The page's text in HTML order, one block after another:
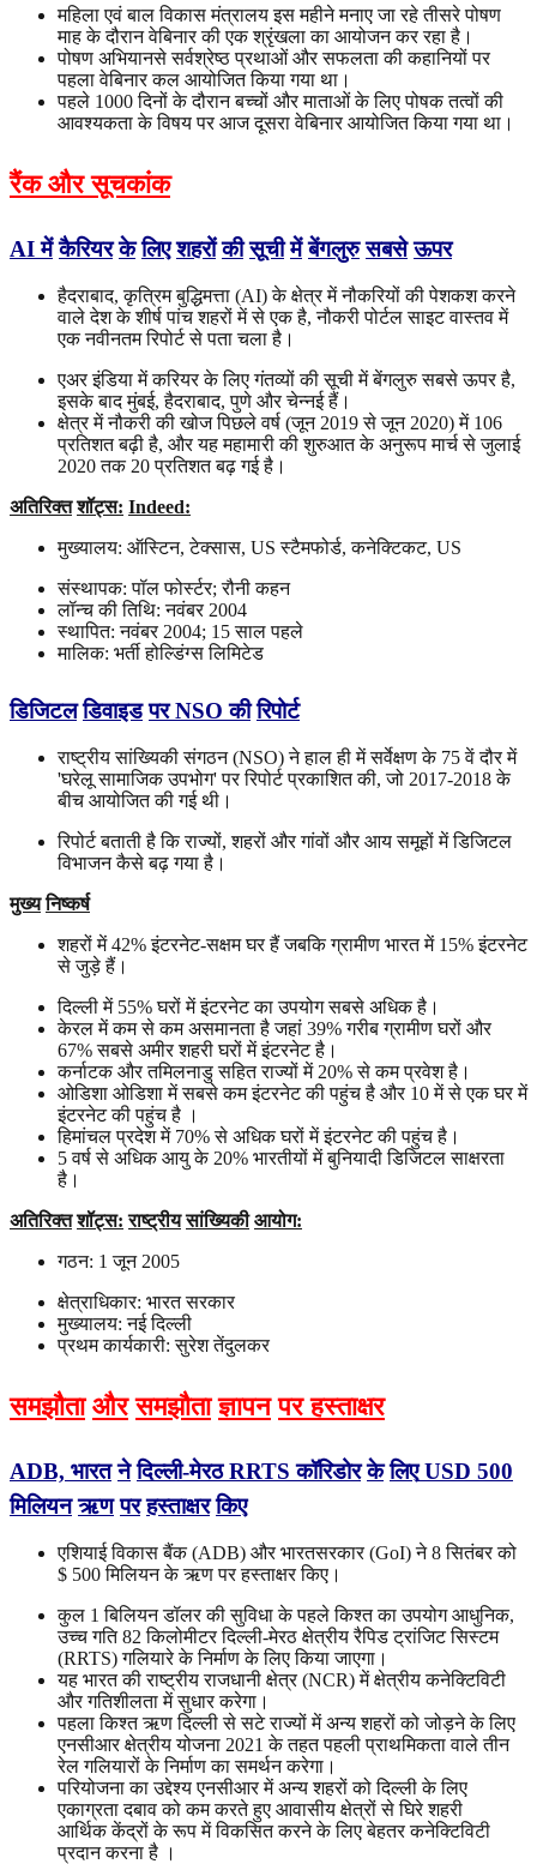
महिला एवं बाल विकास मंत्रालय इस महीने मनाए जा रहे तीसरे पोषण
माह के दौरान वेबिनार की एक श्रृंखला का आयोजन कर रहा है।
पोषण अभियानसे सर्वश्रेष्ठ प्रथाओं और सफलता की कहानियों पर
पहला वेबिनार कल आयोजित किया गया था।
पहले 1000 दिनों के दौरान बच्चों और माताओं के लिए पोषक तत्वों की
आवश्यकता के विषय पर आज दूसरा वेबिनार आयोजित किया गया था।
रैंक और सूचकांक
AIमें कैरियर के लिए शहरों की सूची में बेंगलुरु सबसे ऊपर
हैदराबाद, कृत्रिम बुद्धिमत्ता (AI) के क्षेत्र में नौकरियों की पेशकश करने
वाले देश के शीर्ष पांच शहरों में से एक है, नौकरी पोर्टल साइट वास्तव में
एक नवीनतम रिपोर्ट से पता चला है।
एअर इंडिया में करियर के लिए गंतव्यों की सूची में बेंगलुरु सबसे ऊपर है,
इसके बाद मुंबई, हैदराबाद, पुणे और चेन्नई हैं।
क्षेत्र में नौकरी की खोज पिछले वर्ष (जून 2019 से जून 2020) में 106
प्रतिशत बढ़ी है, और यह महामारी की शुरुआत के अनुरूप मार्च से जुलाई
2020 तक 20 प्रतिशत बढ़ गई है।
अतिरिक्त शॉट्स: Indeed:
मुख्यालय: ऑस्टिन, टेक्सास, US स्टैमफोर्ड, कनेक्टिकट, US
संस्थापक: पॉल फोर्स्टर; रौनी कहन
लॉन्च की तिथि: नवंबर 2004
स्थापित: नवंबर 2004; 15 साल पहले
मालिक: भर्ती होल्डिंग्स लिमिटेड
डिजिटल डिवाइड परNSOकी रिपोर्ट
राष्ट्रीय सांख्यिकी संगठन (NSO) ने हाल ही में सर्वेक्षण के 75 वें दौर में
'घरेलू सामाजिक उपभोग' पर रिपोर्ट प्रकाशित की, जो 2017-2018 के
बीच आयोजित की गई थी।
रिपोर्ट बताती है कि राज्यों, शहरों और गांवों और आय समूहों में डिजिटल
विभाजन कैसे बढ़ गया है।
मुख्य निष्कर्ष
शहरों में 42% इंटरनेट-सक्षम घर हैं जबकि ग्रामीण भारत में 15% इंटरनेट
से जुड़े हैं।
दिल्ली में 55% घरों में इंटरनेट का उपयोग सबसे अधिक है।
केरल में कम से कम असमानता है जहां 39% गरीब ग्रामीण घरों और
67% सबसे अमीर शहरी घरों में इंटरनेट है।
कर्नाटक और तमिलनाडु सहित राज्यों में 20% से कम प्रवेश है।
ओडिशा ओडिशा में सबसे कम इंटरनेट की पहुंच है और 10 में से एक घर में
इंटरनेट की पहुंच है ।
हिमांचल प्रदेश में 70% से अधिक घरों में इंटरनेट की पहुंच है।
5 वर्ष से अधिक आयु के 20% भारतीयों में बुनियादी डिजिटल साक्षरता
है।
अतिरिक्त शॉट्स: राष्ट्रीय सांख्यिकी आयोग:
गठन: 1 जून 2005
क्षेत्राधिकार: भारत सरकार
मुख्यालय: नई दिल्ली
प्रथम कार्यकारी: सुरेश तेंदुलकर
समझौता और समझौता ज्ञापन पर हस्ताक्षर
ADB, भारत ने दिल्ली-मेरठRRTSकॉरिडोर के लिएUSD 500
मिलियन ऋण पर हस्ताक्षर किए
एशियाई विकास बैंक (ADB) और भारतसरकार (GoI) ने 8 सितंबर को
$ 500 मिलियन के ऋण पर हस्ताक्षर किए।
कुल 1 बिलियन डॉलर की सुविधा के पहले किश्त का उपयोग आधुनिक,
उच्च गति 82 किलोमीटर दिल्ली-मेरठ क्षेत्रीय रैपिड ट्रांजिट सिस्टम
(RRTS) गलियारे के निर्माण के लिए किया जाएगा।
यह भारत की राष्ट्रीय राजधानी क्षेत्र (NCR) में क्षेत्रीय कनेक्टिविटी
और गतिशीलता में सुधार करेगा।
पहला किश्त ऋण दिल्ली से सटे राज्यों में अन्य शहरों को जोड़ने के लिए
एनसीआर क्षेत्रीय योजना 2021 के तहत पहली प्राथमिकता वाले तीन
रेल गलियारों के निर्माण का समर्थन करेगा।
परियोजना का उद्देश्य एनसीआर में अन्य शहरों को दिल्ली के लिए
एकाग्रता दबाव को कम करते हुए आवासीय क्षेत्रों से घिरे शहरी
आर्थिक केंद्रों के रूप में विकसित करने के लिए बेहतर कनेक्टिविटी
प्रदान करना है ।